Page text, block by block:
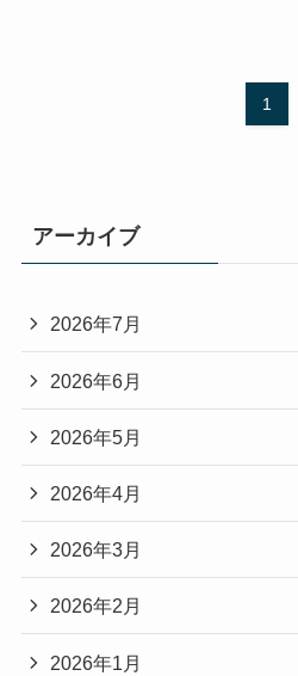
1
アーカイブ
2026年7月
2026年6月
2026年5月
2026年4月
2026年3月
2026年2月
2026年1月